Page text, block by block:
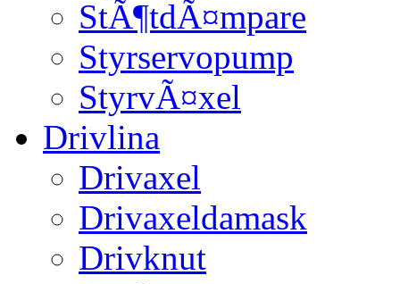
StÃ¶tdÃ¤mpare
Styrservopump
StyrvÃ¤xel
Drivlina
Drivaxel
Drivaxeldamask
Drivknut